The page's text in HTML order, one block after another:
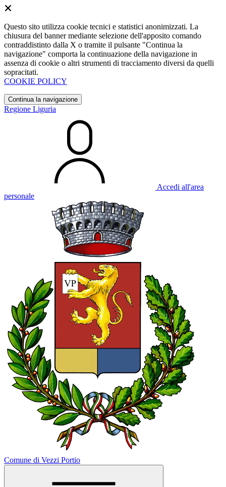
Questo sito utilizza cookie tecnici e statistici anonimizzati. La
chiusura del banner mediante selezione dell'apposito comando
contraddistinto dalla X o tramite il pulsante "Continua la
navigazione" comporta la continuazione della navigazione in
assenza di cookie o altri strumenti di tracciamento diversi da quelli
sopracitati.
COOKIE POLICY
Continua la navigazione
Regione Liguria
Accedi all'area
personale
Comune di Vezzi Portio